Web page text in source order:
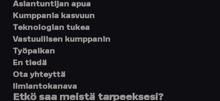
Asiantuntijan apua
Kumppania kasvuun
Teknologian tukea
Vastuullisen kumppanin
Työpaikan
En tiedä
Ota yhteyttä
Ilmiantokanava
Etkö saa meistä tarpeeksesi?